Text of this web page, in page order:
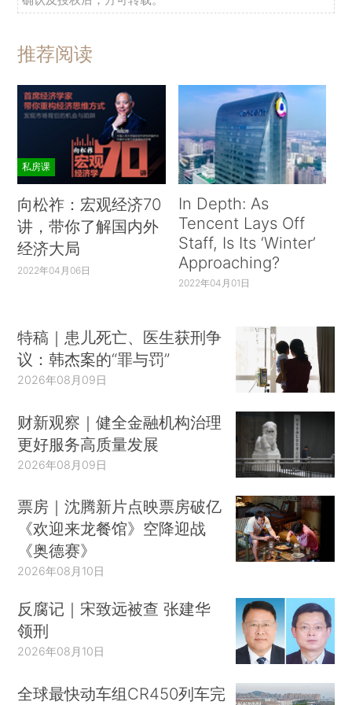
推荐阅读
私房课
向松祚：宏观经济70
讲，带你了解国内外
经济大局
2022年04月06日
In Depth: As
Tencent Lays Off
Staff, Is Its ‘Winter’
Approaching?
2022年04月01日
特稿｜患儿死亡、医生获刑争
议：韩杰案的“罪与罚”
2026年08月09日
财新观察｜健全金融机构治理
更好服务高质量发展
2026年08月09日
票房｜沈腾新片点映票房破亿
《欢迎来龙餐馆》空降迎战
《奥德赛》
2026年08月10日
反腐记｜宋致远被查 张建华
领刑
2026年08月10日
全球最快动车组CR450列车完